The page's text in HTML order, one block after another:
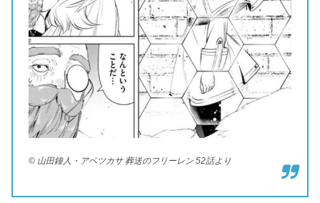
© 山田鐘人・アベツカサ 葬送のフリーレン 52話より